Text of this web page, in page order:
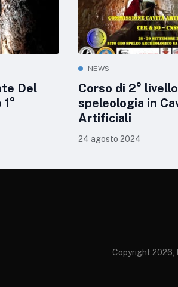
Del
NEWS
Corso di 2°
speleologia in
Artificiali
24 agosto 2024
Copyright 2026,